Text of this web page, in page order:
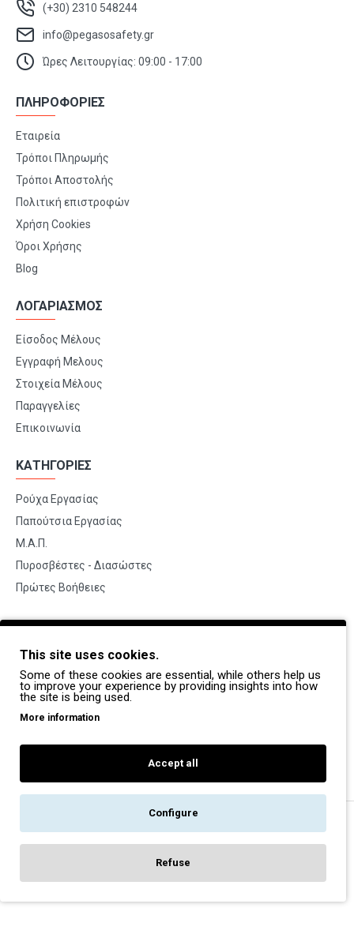
(+30) 2310 548244
info@pegasosafety.gr
Ώρες Λειτουργίας: 09:00 - 17:00
ΠΛΗΡΟΦΟΡΙΕΣ
Εταιρεία
Τρόποι Πληρωμής
Τρόποι Αποστολής
Πολιτική επιστροφών
Χρήση Cookies
Όροι Χρήσης
Blog
ΛΟΓΑΡΙΑΣΜΟΣ
Είσοδος Μέλους
Εγγραφή Μελους
Στοιχεία Μέλους
Παραγγελίες
Επικοινωνία
ΚΑΤΗΓΟΡΙΕΣ
Ρούχα Εργασίας
Παπούτσια Εργασίας
Μ.Α.Π.
Πυροσβέστες - Διασώστες
Πρώτες Βοήθειες
BRANDS
Payper
Dike
Coverguard
Portwest
Exena
This site uses cookies.
Some of these cookies are essential, while others help us
to improve your experience by providing insights into how
the site is being used.
More information
Accept all
Configure
Refuse